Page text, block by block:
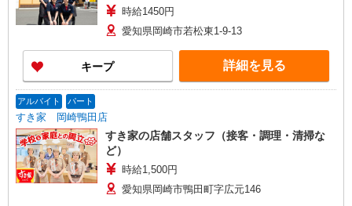
時給1450円
愛知県岡崎市若松東1-9-13
キープ 詳細を見る
アルバイト パート
すき家 岡崎鴨田店
すき家の店舗スタッフ（接客・調理・清掃な
ど）
時給1,500円
愛知県岡崎市鴨田町字広元146